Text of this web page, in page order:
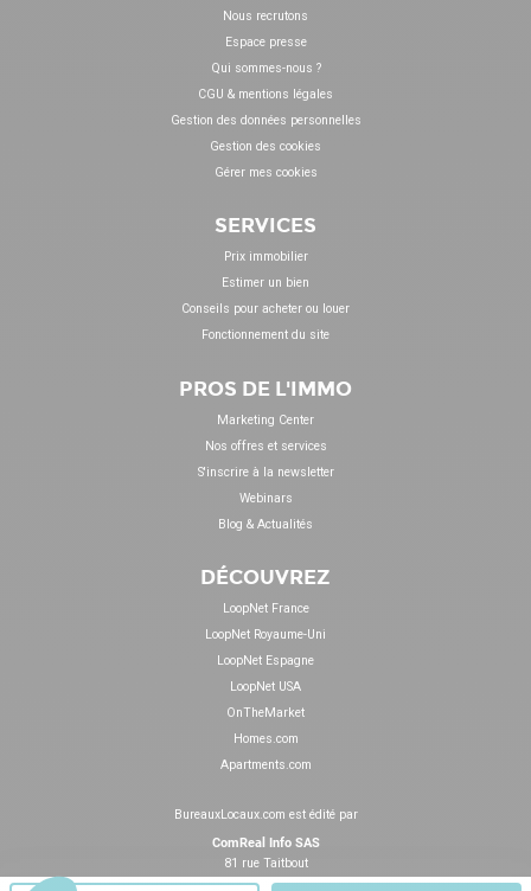
Nous recrutons
Espace presse
Qui sommes-nous ?
CGU & mentions légales
Gestion des données personnelles
Gestion des cookies
Gérer mes cookies
SERVICES
Prix immobilier
Estimer un bien
Conseils pour acheter ou louer
Fonctionnement du site
PROS DE L'IMMO
Marketing Center
Nos offres et services
S'inscrire à la newsletter
Webinars
Blog & Actualités
DÉCOUVREZ
LoopNet France
LoopNet Royaume-Uni
LoopNet Espagne
LoopNet USA
OnTheMarket
Homes.com
Apartments.com
BureauxLocaux.com est édité par
ComReal Info SAS
81 rue Taitbout
75009 Paris